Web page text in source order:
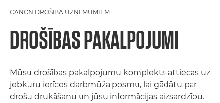
CANON DROŠĪBA UZŅĒMUMIEM
DROŠĪBAS PAKALPOJUMI
Mūsu drošības pakalpojumu komplekts attiecas uz
jebkuru ierīces darbmūža posmu, lai gādātu par
drošu drukāšanu un jūsu informācijas aizsardzību.